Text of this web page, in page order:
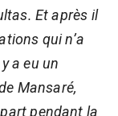
Et après il
qui n’a
a eu un
Mansaré,
pendant la